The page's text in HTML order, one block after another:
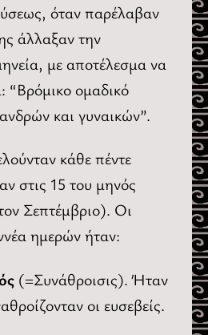
όταν παρέλαβαν
άλλαξαν την
με αποτέλεσμα να
“Βρόμικο ομαδικό
και γυναικών”.
κάθε πέντε
στις 15 του μηνός
Σεπτέμβριο). Οι
ημερών ήταν:
(=Συνάθροισις). Ήταν
οι ευσεβείς.